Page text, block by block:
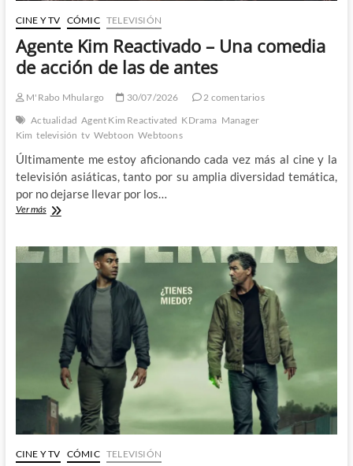
CINE Y TV CÓMIC TELEVISIÓN
Agente Kim Reactivado – Una comedia
de acción de las de antes
M'Rabo Mhulargo 30/07/2026
2 comentarios
Actualidad Agent Kim Reactivated KDrama Manager
Kim televisión tv Webtoon Webtoons
Últimamente me estoy aficionando cada vez más al cine y la
televisión asiáticas, tanto por su amplia diversidad temática,
por no dejarse llevar por los…
Ver másAgente
–
Una
acción
antes
CINE Y TV CÓMIC TELEVISIÓN